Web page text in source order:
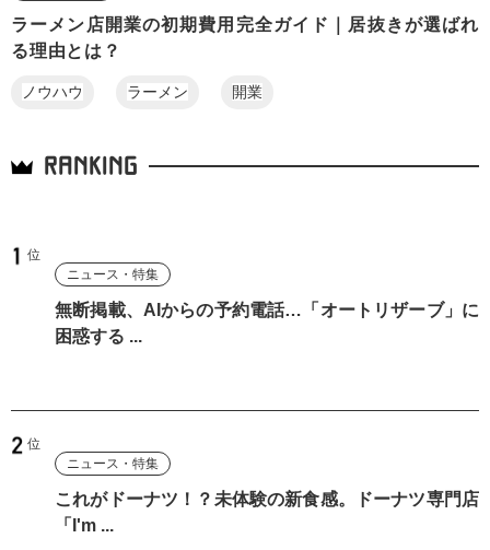
ラーメン店開業の初期費用完全ガイド｜居抜きが選ばれ
る理由とは？
ノウハウ ラーメン 開業
RANKING
ニュース・特集
無断掲載、AIからの予約電話…「オートリザーブ」に
困惑する ...
ニュース・特集
これがドーナツ！？未体験の新食感。ドーナツ専門店
「I'm ...